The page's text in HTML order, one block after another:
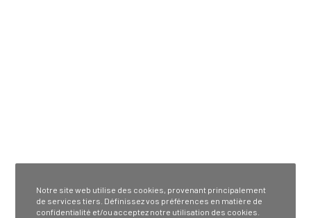
Notre site web utilise des cookies, provenant principalement
de services tiers. Définissez vos préférences en matière de
confidentialité et/ou acceptez notre utilisation des cookies.